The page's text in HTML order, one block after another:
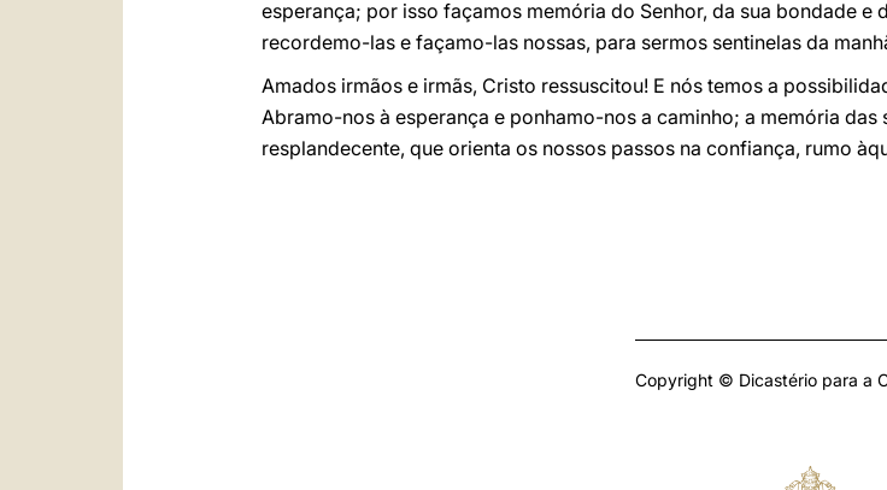
esperança; por isso façamos memória do Senhor, da sua bondade e
recordemo-las e façamo-las nossas, para sermos sentinelas da
Amados irmãos e irmãs, Cristo ressuscitou! E nós temos a
Abramo-nos à esperança e ponhamo-nos a caminho; a memória das
resplandecente, que orienta os nossos passos na confiança, rumo
Copyright © Dicastério para a